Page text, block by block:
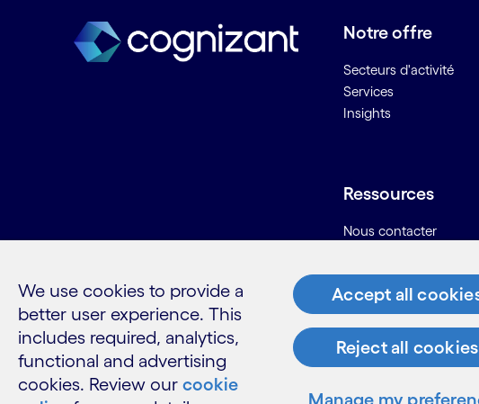
C
Calcul évolutif / IA évolutive
Cartographie des processus
Cloud hybride
Cloud management
Collaboration à distance
Commerce omnicanal
Compteurs intelligents
Notre offre
Secteurs d'activité
Services
Insights
Ressources
Nous contacter
Informations pour les
Glossaire
LinkedIn
Twitter
Facebook
Instagram
Youtube
Plan
We use cookies to provide a
better user experience. This
includes required, analytics,
functional and advertising
cookies. Review our cookie
Accept all
Reject all cookies
Manage my